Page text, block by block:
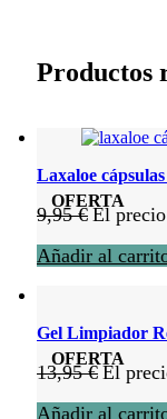
Productos
OFERTA
Laxaloe
9,95€ El
Añadir al
OFERTA
Gel Limpiador
13,95€ El
Añadir al